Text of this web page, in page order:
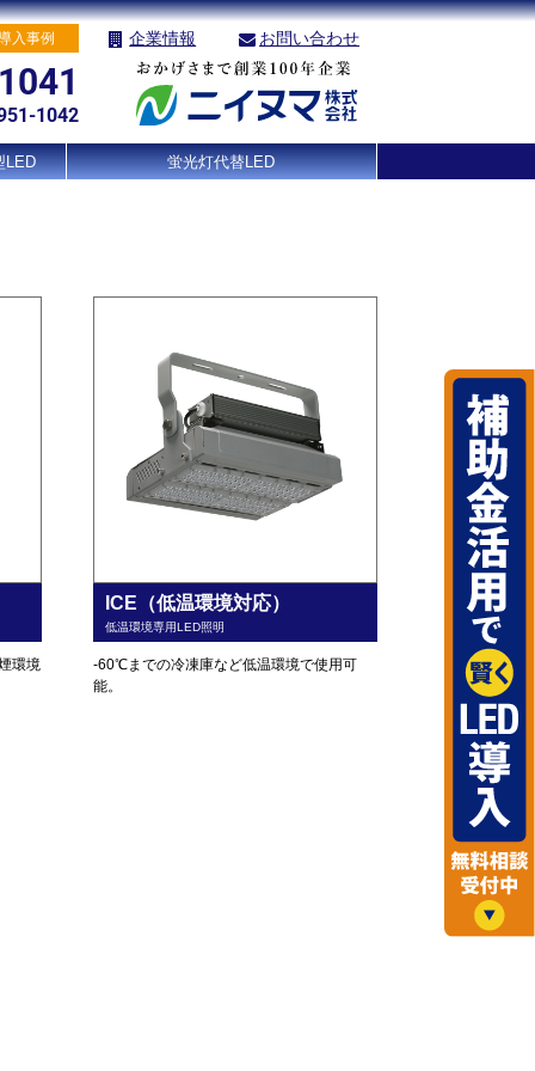
入事例
1042
企業情報 お問い合わせ
LED 蛍光灯代替LED
環境
ICE（低温環境対応）
低温環境専用LED照明
-60℃までの冷凍庫など低温環境で使用可
能。